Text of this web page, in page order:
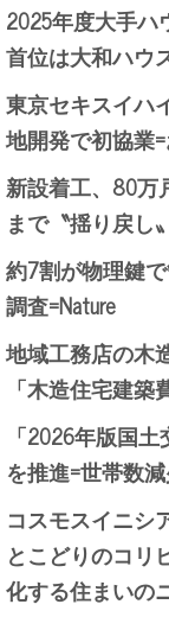
2025年度大手
首位は大和ハウ
東京セキスイハ
地開発で初協業
新設着工、80万
まで〝揺り戻し〟
約7割が物理鍵
調査=Nature
地域工務店の木
「木造住宅建
「2026年版国
を推進=世帯数
コスモスイニシ
とこどりのコリ
化する住まいの